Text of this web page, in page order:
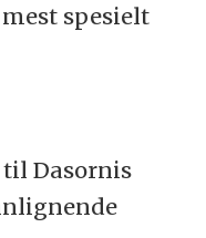
spesielt
Dasornis